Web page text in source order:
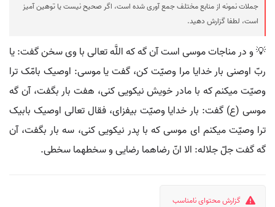
جملات نمونه از منابع مختلف جمع آوری شده است، اگر صحیح نیست یا توهین آمیز
است، لطفا گزارش دهید.
💡 و در مناجات موسی است آن گه‌ که اللَّه تعالی با وی سخن گفت: یا
ربّ اوصنی بار خدایا مرا وصیّت کن، گفت یا موسی: اوصیک بامّک ترا
وصیّت میکنم که با مادر خویش نیکویی کنی، هفت بار بگفت، آن گه
موسی (ع) گفت: بار خدایا وصیّت بیفزای، فقال تعالی اوصیک بابیک
ترا وصیّت میکنم ای موسی که با پدر نیکویی کنی، سه بار بگفت، آن
گه گفت جلّ جلاله: الا انّ رضاهما رضایی و سخطهما سخطی.
گزارش محتوای نامناسب